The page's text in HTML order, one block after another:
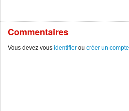
Commentaires
Vous devez vous identifier ou créer un compte